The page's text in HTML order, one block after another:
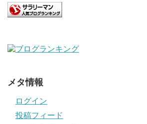
メタ情報
ログイン
投稿フィード